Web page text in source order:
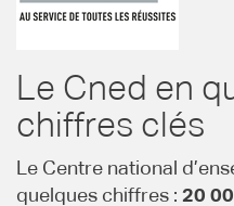
Le Cned en
chiffres clés
Le Centre national
quelques chiffres : 20